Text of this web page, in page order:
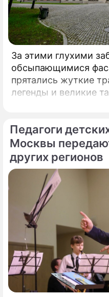
За этими глухими
обсыпающимися
прятались жуткие
легенды и великие
миллионы прохожих
Педагоги
Москвы
других регионов